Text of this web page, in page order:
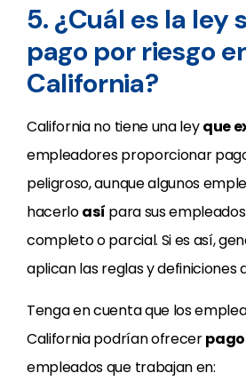
5. ¿Cuál es la ley
pago por riesgo
California?
California no tiene una leyque
empleadores proporcionar
peligroso, aunque algunos
hacerloasí para sus
completo o parcial. Si es así,
aplican las reglas y definiciones
Tenga en cuenta que los
California podrían ofrecer
empleados que trabajan en: